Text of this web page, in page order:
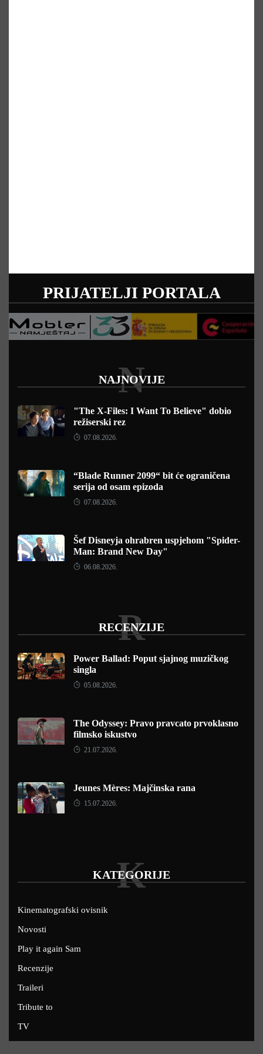
PRIJATELJI PORTALA
NAJNOVIJE
N
"The X-Files: I Want To Believe" dobio
režiserski rez
07.08.2026.
“Blade Runner 2099“ bit će ograničena
serija od osam epizoda
07.08.2026.
Šef Disneyja ohrabren uspjehom "Spider-
Man: Brand New Day"
06.08.2026.
RECENZIJE
R
Power Ballad: Poput sjajnog muzičkog
singla
05.08.2026.
The Odyssey: Pravo pravcato prvoklasno
filmsko iskustvo
21.07.2026.
Jeunes Mères: Majčinska rana
15.07.2026.
KATEGORIJE
K
Kinematografski ovisnik
Novosti
Play it again Sam
Recenzije
Traileri
Tribute to
TV